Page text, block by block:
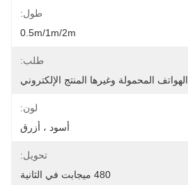
طول:
0.5m/1m/2m
طلب:
الهواتف المحمولة وغيرها المنتج الإلكتروني
لون:
أسود ، أزرق
تحويل:
480 ميجابت في الثانية